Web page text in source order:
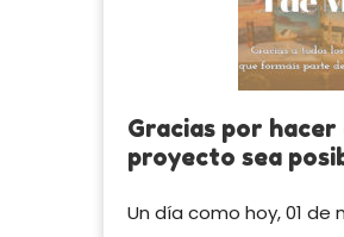
Gracias por
proyecto sea
Un día como hoy, 01 de